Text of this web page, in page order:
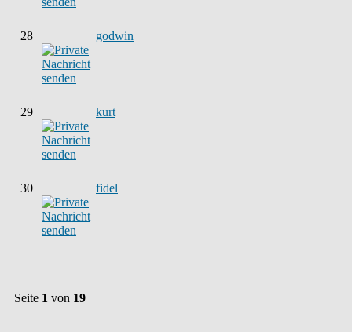
28 godwin
29 kurt
30 fidel
Seite 1 von 19